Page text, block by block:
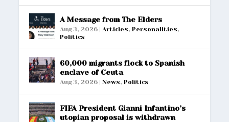
A Message from The Elders
Aug 3, 2026 |Articles,Personalities,
Politics
60,000 migrants flock to Spanish
enclave of Ceuta
Aug 3, 2026 |News,Politics
FIFA President Gianni Infantino’s
utopian proposal is withdrawn